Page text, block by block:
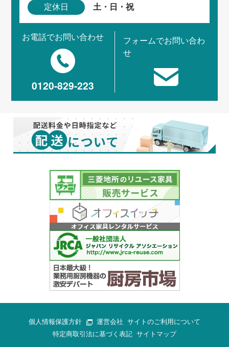
定休日 土・日・祝
お電話でお問い合わせ
0120-829-223
フォームでお問い合わ
せ
個人情報保護方針 運営会社 サイトのご利用について
特定商取引法に基づく表記 サイトマップ